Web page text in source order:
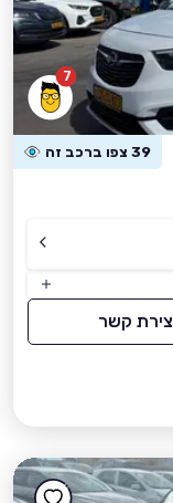
7
39 צפו ברכב זה
קשר